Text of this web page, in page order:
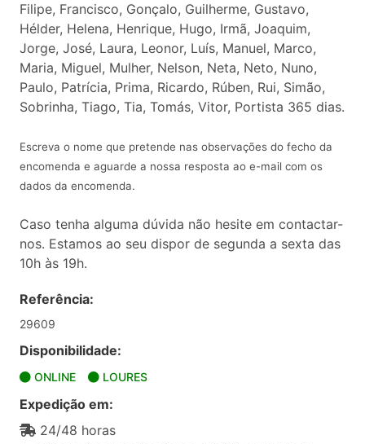
Filipe, Francisco, Gonçalo, Guilherme, Gustavo,
Hélder, Helena, Henrique, Hugo, Irmã, Joaquim,
Jorge, José, Laura, Leonor, Luís, Manuel, Marco,
Maria, Miguel, Mulher, Nelson, Neta, Neto, Nuno,
Paulo, Patrícia, Prima, Ricardo, Rúben, Rui, Simão,
Sobrinha, Tiago, Tia, Tomás, Vitor, Portista 365 dias.
Escreva o nome que pretende nas observações do fecho da
encomenda e aguarde a nossa resposta ao e-mail com os
dados da encomenda.
Caso tenha alguma dúvida não hesite em contactar-
nos. Estamos ao seu dispor de segunda a sexta das
10h às 19h.
Referência:
29609
Disponibilidade:
ONLINE LOURES
Expedição em:
24/48 horas